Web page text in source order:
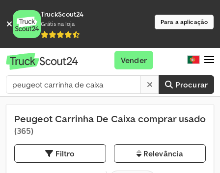
TruckScout24
Grátis na loja Para a aplicação
Procurar
Vender
Peugeot Carrinha De Caixa comprar usado
(365)
Filtro Relevância